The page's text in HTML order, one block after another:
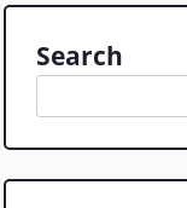
Search